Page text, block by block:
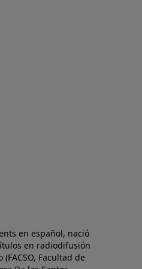
en español, nació
en radiodifusión
Facultad de